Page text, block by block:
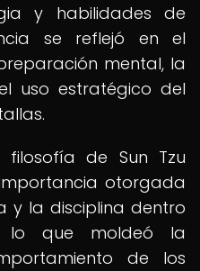
y habilidades de
se reflejó en el
mental, la
uso estratégico del
de Sun Tzu
otorgada
y la disciplina dentro
lo que moldeó la
de los